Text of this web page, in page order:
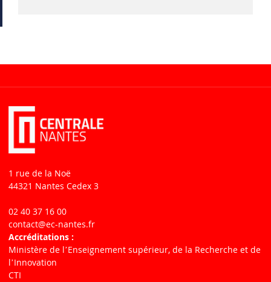
1 rue de la Noë
44321 Nantes Cedex 3
02 40 37 16 00
contact@ec-nantes.fr
Accréditations :
Ministère de lʼEnseignement supérieur, de la Recherche et de
lʼInnovation
CTI